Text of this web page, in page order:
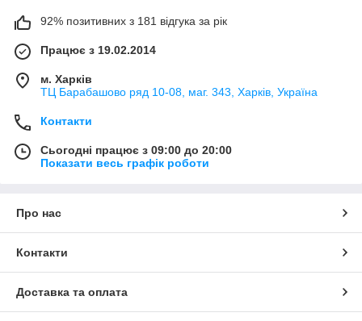
92% позитивних з 181 відгука за рік
Працює з 19.02.2014
м. Харків
ТЦ Барабашово ряд 10-08, маг. 343, Харків, Україна
Контакти
Сьогодні працює з 09:00 до 20:00
Показати весь графік роботи
Про нас
Контакти
Доставка та оплата